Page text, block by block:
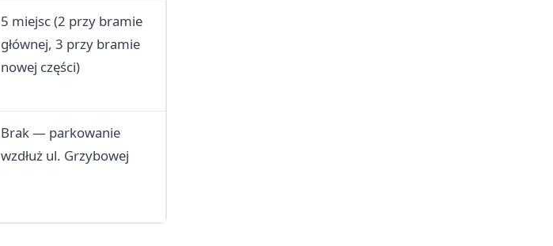
5 miejsc (2 przy bramie
głównej, 3 przy bramie
nowej części)
Brak — parkowanie
wzdłuż ul. Grzybowej